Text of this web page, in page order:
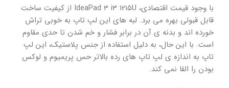
با وجود قیمت اقتصادی، IdeaPad 3 i3 1215U از کیفیت ساخت
قابل قبولی بهره می برد. لبه های این لپ تاپ به خوبی تراش
خورده اند و بدنه ی آن در برابر فشار و خم شدن تا حدی مقاوم
است. با این حال، به دلیل استفاده از جنس پلاستیک، این لپ
تاپ به اندازه ی لپ تاپ های رده بالاتر حس پریمیوم و لوکس
بودن را القا نمی کند.